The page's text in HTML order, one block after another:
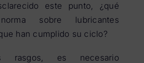
este punto, ¿qué
sobre lubricantes
han cumplido su ciclo?
rasgos, es necesario